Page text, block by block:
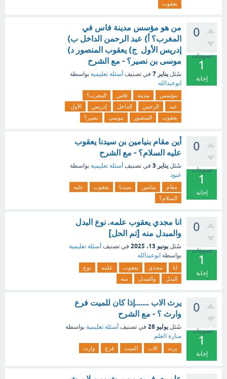
يعقوب
0
تصويتات
1
إجابة
من هو مؤسس مدينة فاس في
المغرب؟ أ) عبد الرحمن الداخل ب)
إدريس الأول ج) يعقوب المنصور د)
موسى بن نصير؟ - مع الشرح
سُئل يناير 7 في تصنيف أسئلة تعليمية بواسطة
ابوعبدالله
مؤسس مدينة فاس
المغرب؟
عبد
الرحمن الداخل إدريس
الأول
يعقوب
المنصور موسى نصير؟
0
تصويتات
1
إجابة
أين مقام بنيامين بن سيدنا يعقوب
عليه السلام؟ - مع الشرح
سُئل يناير 3 في تصنيف أسئلة تعليمية بواسطة
عبود
مقام بنيامين سيدنا يعقوب
عليه
السلام؟
0
تصويتات
1
إجابة
انا مجدي يعقوب علمه. نوع البدل
والمبدل منه [تم الحل]
سُئل يونيو 13، 2025 في تصنيف أسئلة تعليمية
بواسطة ابوعبدالله
انا مجدي يعقوب علمه
نوع
البدل
والمبدل منه
0
تصويتات
1
إجابة
يرث الاب .......إذا كان للميت فرع
وارث ؟ - مع الشرح
سُئل يوليو 28 في تصنيف أسئلة تعليمية بواسطة
منارة العلم
يرث الاب للميت فرع وارث